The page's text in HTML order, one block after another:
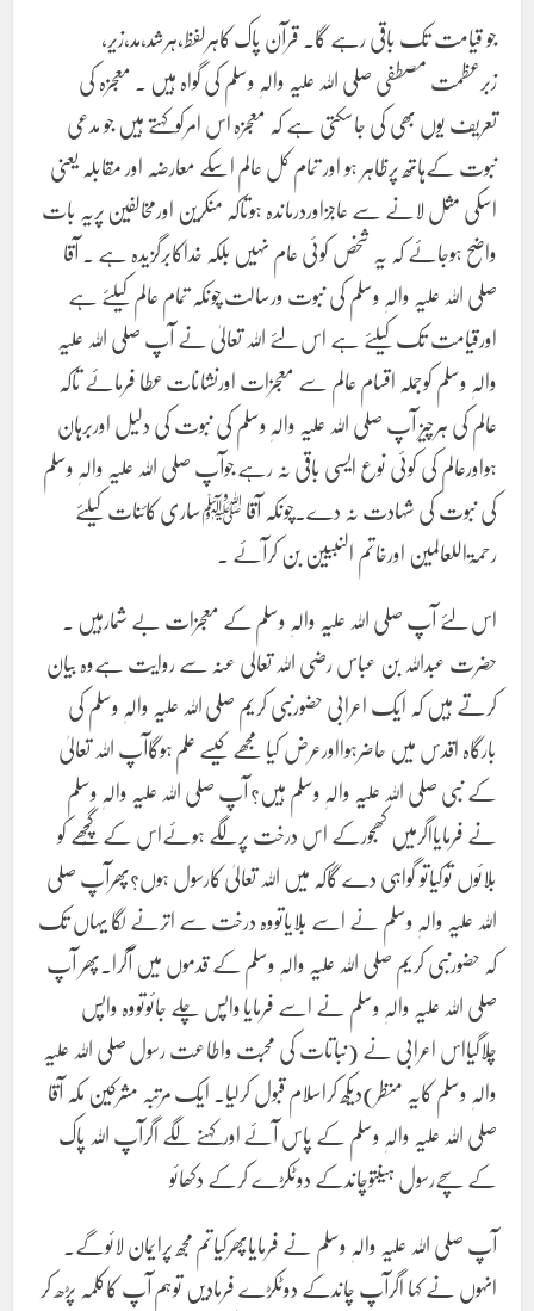
جو قیامت تک باقی رہے گا۔ قرآن پاک کاہرلفظ،ہرشد،مد،زیر،
زبرعظمت مصطفی صلی اللہ علیہ والہٖ وسلم کی گواہ ہیں ۔ معجزہ کی
تعریف یوں بھی کی جاسکتی ہے کہ معجزہ اس امرکوکہتے ہیں جو مدعی
نبوت کےہاتھ پرظاہر ہو اور تمام کل عالم اسکے معارضہ اور مقابلہ یعنی
اسکی مثل لانے سے عاجزاوردرماندہ ہوتاکہ منکرین اورمخالفین پریہ بات
واضح ہوجائے کہ یہ شخص کوئی عام نہیں بلکہ خداکابرگزیدہ ہے ۔ آقا
صلی اللہ علیہ والہٖ وسلم کی نبوت ورسالت چونکہ تمام عالم کیلئے ہے
اورقیامت تک کیلئے ہے اس لئے اللہ تعالیٰ نے آپ صلی اللہ علیہ
والہٖ وسلم کوجملہ اقسام عالم سے معجزات اورنشانات عطا فرمائے تاکہ
عالم کی ہرچیز آپ صلی اللہ علیہ والہٖ وسلم کی نبوت کی دلیل اوربرہان
ہواورعالم کی کوئی نوع ایسی باقی نہ رہے جوآپ صلی اللہ علیہ والہٖ وسلم
کی نبوت کی شہادت نہ دے۔چونکہ آقا ﷺساری کائنات کیلئے
رحمۃاللعالمین اورخاتم النبیین بن کرآئے ۔
اس لئے آپ صلی اللہ علیہ والہٖ وسلم کے معجزات بے شمارہیں ۔
حضرت عبداللہ بن عباس رضی اللہ تعالی عنہ سے روایت ہےوہ بیان
کرتے ہیں کہ ایک اعرابی حضورنبی کریم صلی اللہ علیہ والہٖ وسلم کی
بارگاہ اقدس میں حاضرہوااورعرض کیا مجھے کیسے علم ہوگاآپ اللہ تعالیٰ
کے نبی صلی اللہ علیہ والہٖ وسلم ہیں؟ آپ صلی اللہ علیہ والہٖ وسلم
نے فرمایااگرمیں کھجورکے اس درخت پرلگے ہوئےاس کے گُچھے کو
بلائوں توکیاتو گواہی دے گاکہ میں اللہ تعالیٰ کارسول ہوں؟پھرآپ صلی
اللہ علیہ والہٖ وسلم نے اسے بلایاتووہ درخت سے اترنے لگا یہاں تک
کہ حضورنبی کریم صلی اللہ علیہ والہٖ وسلم کے قدموں میں آگرا۔پھر آپ
صلی اللہ علیہ والہٖ وسلم نے اسے فرمایا واپس چلے جائوتووہ واپس
چلاگیااس اعرابی نے (نباتات کی محبت واطاعت رسول صلی اللہ علیہ
والہٖ وسلم کایہ منظر)دیکھ کراسلام قبول کرلیا۔ ایک مرتبہ مشرکین مکہ آقا
صلی اللہ علیہ والہٖ وسلم کے پاس آئے اورکہنے لگے اگرآپ اللہ پاک
کے سچےرسول ہیںتوچاندکے دوٹکڑے کرکے دکھائو
آپ صلی اللہ علیہ والہٖ وسلم نے فرمایاپھرکیاتم مجھ پرایمان لائوگے۔
انہوں نے کہا اگرآپ چاندکے دوٹکڑے فرمادیں توہم آپ کاکلمہ پڑھ کر